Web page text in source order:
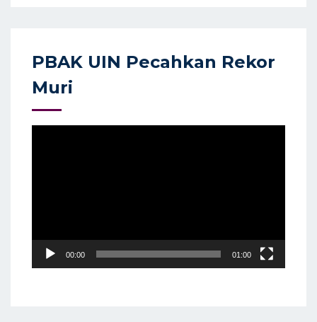
PBAK UIN Pecahkan Rekor
Muri
00:00 01:00